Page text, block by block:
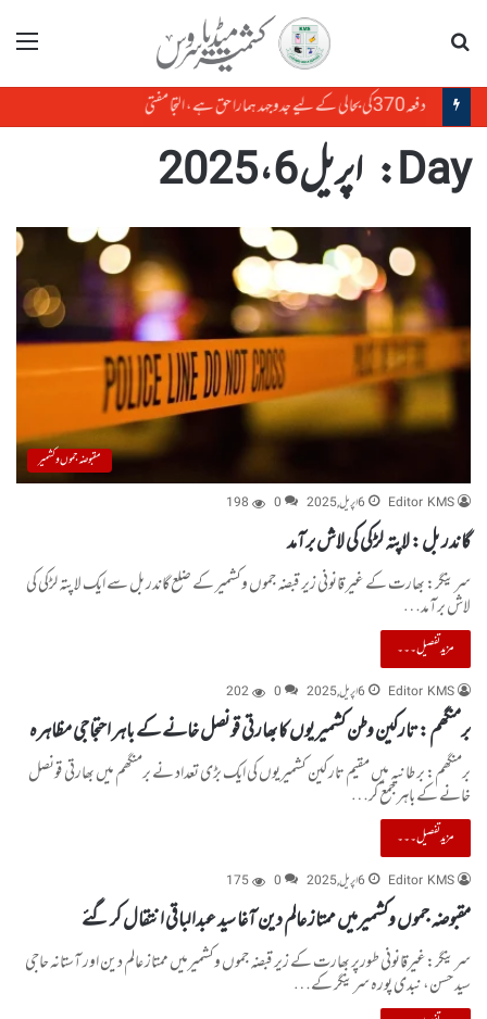
مینو
دفعہ370کی بحالی کے لیے جدوجہد ہمارا حق ہے، التجا مفتی
Day: اپریل 6، 2025
مقبوضہ جموں و کشمیر
Editor KMS
6 اپریل, 2025 0
198
گاندر بل : لاپتہ لڑکی کی لاش برآمد
سرینگر: بھارت کے غیر قانونی زیر قبضہ جموں وکشمیر کے ضلع گاندر بل سے ایک لاپتہ لڑکی کی
لاش برآمد…
مزید تفصیل۔۔۔
Editor KMS 6 اپریل, 2025 0
202
برمنگھم : تارکین وطن کشمیریوں کا بھارتی قونصل خانے کے باہر احتجاجی مظاہرہ
برمنگھم: برطانیہ میں مقیم تارکین کشمیریوں کی ایک بڑی تعداد نے برمنگھم میں بھارتی قونصل
خانے کے باہر جمع کر…
مزید تفصیل۔۔۔
Editor KMS 6 اپریل, 2025 0
175
مقبوضہ جموں وکشمیرمیں ممتاز عالم دین آغا سید عبدالباقی انتقال کر گئے
سرینگر:غیرقانونی طورپر بھارت کے زیر قبضہ جموں وکشمیرمیں ممتاز عالم دین اور آستانہ حاجی
سید حسن، نبدی پورہ سرینگر کے…